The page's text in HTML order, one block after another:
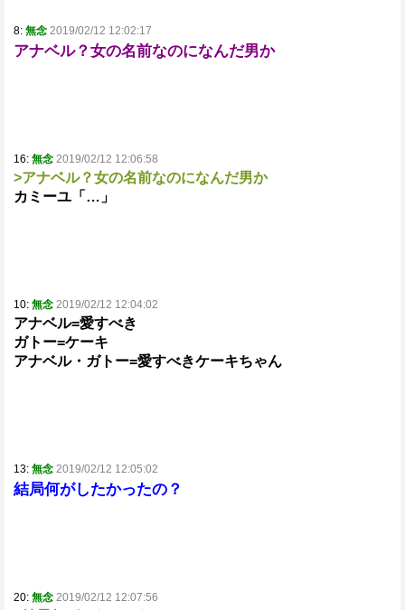
8: 無念 2019/02/12 12:02:17
アナベル？女の名前なのになんだ男か
16: 無念 2019/02/12 12:06:58
>アナベル？女の名前なのになんだ男か
カミーユ「…」
10: 無念 2019/02/12 12:04:02
アナベル=愛すべき
ガトー=ケーキ
アナベル・ガトー=愛すべきケーキちゃん
13: 無念 2019/02/12 12:05:02
結局何がしたかったの？
20: 無念 2019/02/12 12:07:56